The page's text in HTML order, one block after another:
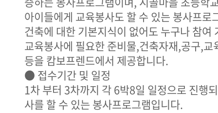
아이들에게 교육봉사도 할 수 있는 봉사프로
건축에 대한 기본지식이 없어도 누구나 참여
교육봉사에 필요한 준비물,건축자재,공구,교
등을 캄보프렌드에서 제공합니다.
● 접수기간 및 일정
1차 부터 3차까지 각 6박8일 일정으로 진행
사를 할 수 있는 봉사프로그램입니다.